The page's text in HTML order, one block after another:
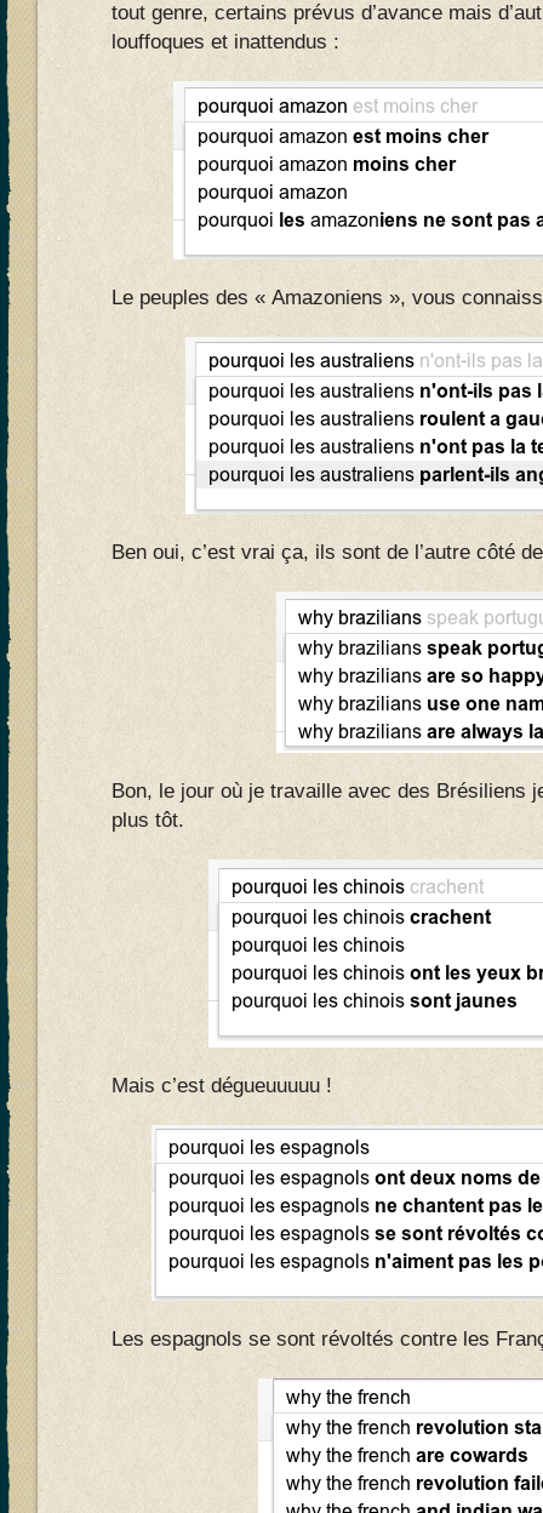
tout genre, certains prévus d’avance mais
louffoques et inattendus :
Le peuples des « Amazoniens », vous
Ben oui, c’est vrai ça, ils sont de l’autre côté
Bon, le jour où je travaille avec des Brésiliens
plus tôt.
Mais c’est dégueuuuuu !
Les espagnols se sont révoltés contre les